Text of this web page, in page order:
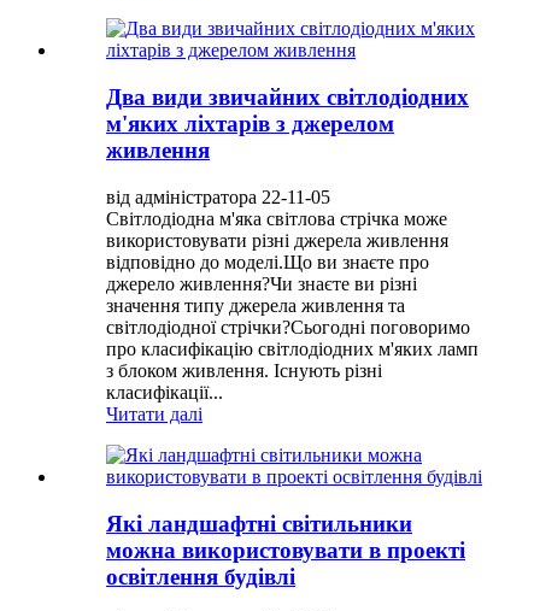
Два види звичайних світлодіодних
м'яких ліхтарів з джерелом
живлення
від адміністратора 22-11-05
Світлодіодна м'яка світлова стрічка може
використовувати різні джерела живлення
відповідно до моделі.Що ви знаєте про
джерело живлення?Чи знаєте ви різні
значення типу джерела живлення та
світлодіодної стрічки?Сьогодні поговоримо
про класифікацію світлодіодних м'яких ламп
з блоком живлення. Існують різні
класифікації...
Читати далі
Які ландшафтні світильники
можна використовувати в проекті
освітлення будівлі